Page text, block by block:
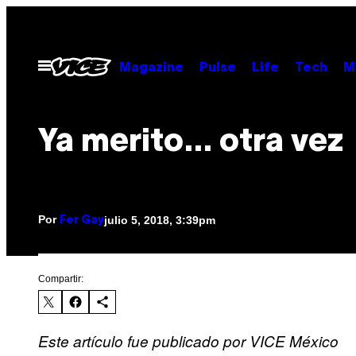
contenido
Abrir
Menú
Magazine Pulse Life Tech
Ya merito… otra vez
Por Fer Gayjulio 5, 2018, 3:39pm
Compartir:
Este artículo fue publicado por VICE México